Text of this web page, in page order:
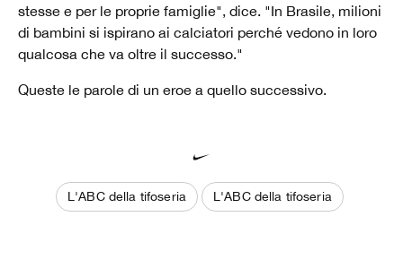
stesse e per le proprie famiglie", dice. "In Brasile, milioni
di bambini si ispirano ai calciatori perché vedono in loro
qualcosa che va oltre il successo."
Queste le parole di un eroe a quello successivo.
L'ABC della tifoseria L'ABC della tifoseria